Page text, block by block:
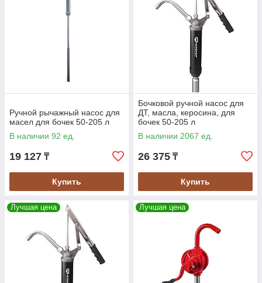
Ручной рычажный насос для
масел для бочек 50-205 л
В наличии 92 ед.
19 127 ₸
Купить
Бочковой ручной насос для
ДТ, масла, керосина, для
бочек 50-205 л
В наличии 2067 ед.
26 375 ₸
Купить
Лучшая цена Лучшая цена